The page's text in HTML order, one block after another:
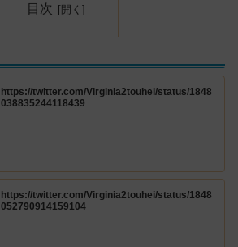
目次
https://twitter.com/Virginia2touhei/status/1848
038835244118439
https://twitter.com/Virginia2touhei/status/1848
052790914159104